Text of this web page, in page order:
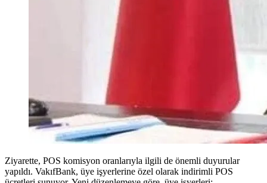
Ziyarette, POS komisyon oranlarıyla ilgili de önemli duyurular
yapıldı. VakıfBank, üye işyerlerine özel olarak indirimli POS